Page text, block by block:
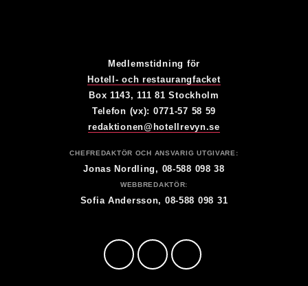
Medlemstidning för
Hotell- och restaurangfacket
Box 1143, 111 81 Stockholm
Telefon (vx): 0771-57 58 59
redaktionen@hotellrevyn.se
CHEFREDAKTÖR OCH ANSVARIG UTGIVARE:
Jonas Nordling, 08-588 098 38
WEBBREDAKTÖR:
Sofia Andersson, 08-588 098 31